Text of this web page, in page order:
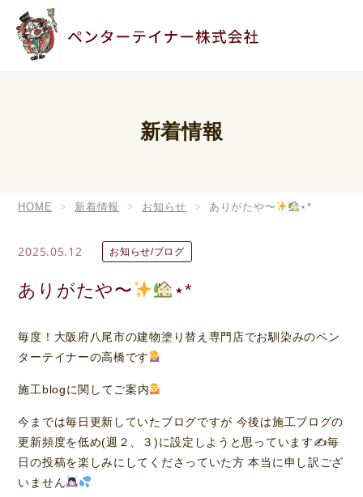
新着情報
HOME 新着情報 お知らせ ありがたや〜 ⋆*
2025.05.12 お知らせ/ブログ
ありがたや〜 ⋆*
毎度！大阪府八尾市の建物塗り替え専門店でお馴染みのペン
ターテイナーの高橋です
施工blogに関してご案内
今までは毎日更新していたブログですが 今後は施工ブログの
更新頻度を低め(週２、３)に設定しようと思っています✍毎
日の投稿を楽しみにしてくださっていた方 本当に申し訳ござ
いません